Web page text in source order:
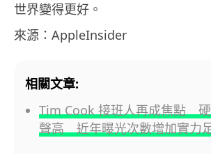
世界變得更好。
來源：AppleInsider
相關文章:
Tim Cook 接班人再成焦點
聲高 近年曝光次數增加實力